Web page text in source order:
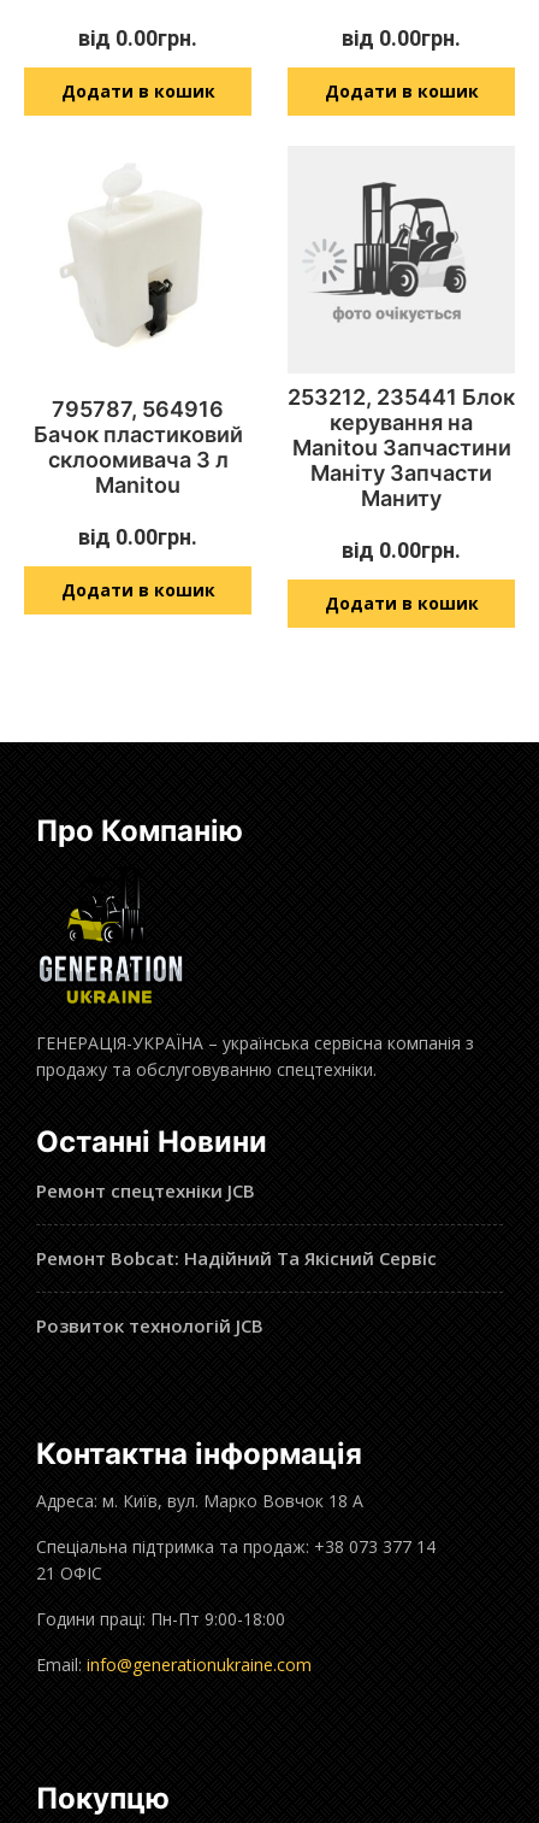
від 0.00грн.
Додати в кошик
від 0.00грн.
Додати в кошик
795787, 564916
Бачок пластиковий
склоомивача 3 л
Manitou
від 0.00грн.
Додати в кошик
253212, 235441 Блок
керування на
Manitou Запчастини
Маніту Запчасти
Маниту
від 0.00грн.
Додати в кошик
Про Компанію
ГЕНЕРАЦІЯ-УКРАЇНА – українська сервісна компанія з
продажу та обслуговуванню спецтехніки.
Останні Новини
Ремонт спецтехніки JCB
Ремонт Bobcat: Надійний Та Якісний Сервіс
Розвиток технологій JCB
Контактна інформація
Адреса: м. Київ, вул. Марко Вовчок 18 А
Спеціальна підтримка та продаж: +38 073 377 14
21 ОФІС
Години праці: Пн-Пт 9:00-18:00
Email: info@generationukraine.com
Покупцю